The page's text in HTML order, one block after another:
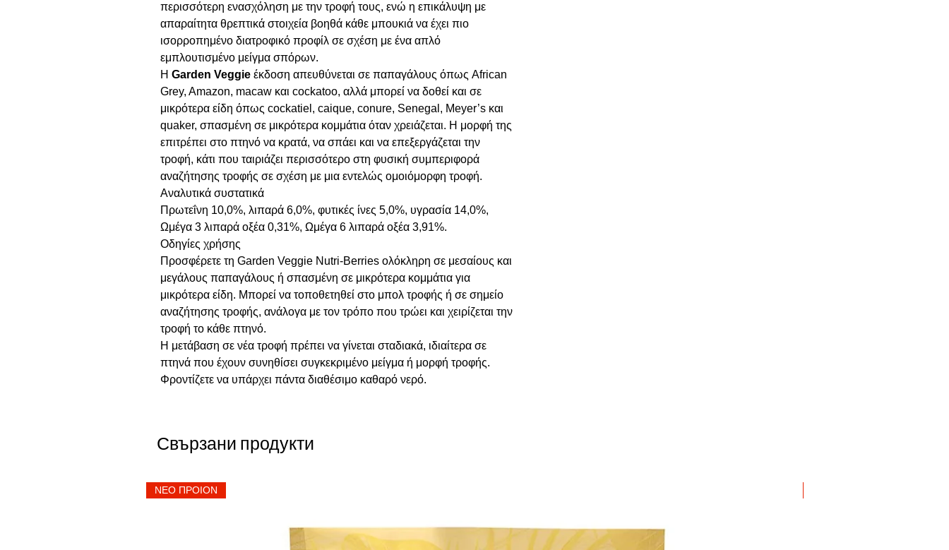
περισσότερη ενασχόληση με την τροφή τους, ενώ η επικάλυψη με
απαραίτητα θρεπτικά στοιχεία βοηθά κάθε μπουκιά να έχει πιο
ισορροπημένο διατροφικό προφίλ σε σχέση με ένα απλό
εμπλουτισμένο μείγμα σπόρων.
Η Garden Veggie έκδοση απευθύνεται σε παπαγάλους όπως African
Grey, Amazon, macaw και cockatoo, αλλά μπορεί να δοθεί και σε
μικρότερα είδη όπως cockatiel, caique, conure, Senegal, Meyer’s και
quaker, σπασμένη σε μικρότερα κομμάτια όταν χρειάζεται. Η μορφή της
επιτρέπει στο πτηνό να κρατά, να σπάει και να επεξεργάζεται την
τροφή, κάτι που ταιριάζει περισσότερο στη φυσική συμπεριφορά
αναζήτησης τροφής σε σχέση με μια εντελώς ομοιόμορφη τροφή.
Αναλυτικά συστατικά
Πρωτεΐνη 10,0%, λιπαρά 6,0%, φυτικές ίνες 5,0%, υγρασία 14,0%,
Ωμέγα 3 λιπαρά οξέα 0,31%, Ωμέγα 6 λιπαρά οξέα 3,91%.
Οδηγίες χρήσης
Προσφέρετε τη Garden Veggie Nutri-Berries ολόκληρη σε μεσαίους και
μεγάλους παπαγάλους ή σπασμένη σε μικρότερα κομμάτια για
μικρότερα είδη. Μπορεί να τοποθετηθεί στο μπολ τροφής ή σε σημείο
αναζήτησης τροφής, ανάλογα με τον τρόπο που τρώει και χειρίζεται την
τροφή το κάθε πτηνό.
Η μετάβαση σε νέα τροφή πρέπει να γίνεται σταδιακά, ιδιαίτερα σε
πτηνά που έχουν συνηθίσει συγκεκριμένο μείγμα ή μορφή τροφής.
Φροντίζετε να υπάρχει πάντα διαθέσιμο καθαρό νερό.
Свързани продукти
ΝΕΟ ΠΡΟΙΟΝ